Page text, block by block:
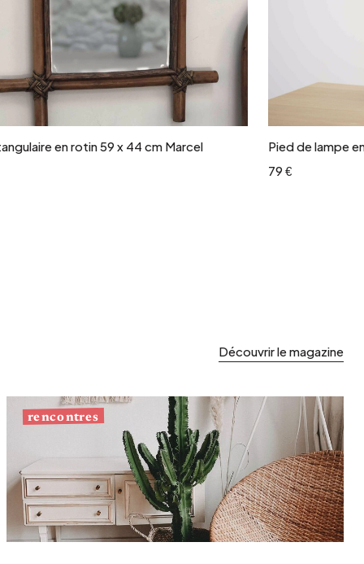
Ajouter au panier
en rotin 59 x 44 cm Marcel
Pied de lampe
79 €
Découvrir le magazine
rencontres